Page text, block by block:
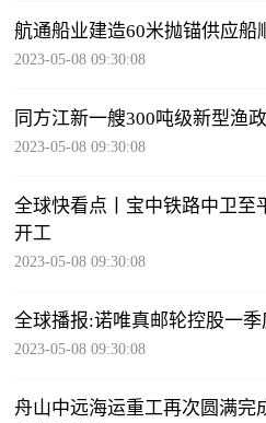
航通船业建造60米抛锚供应船
2023-05-08 09:30:08
同方江新一艘300吨级新型渔
2023-05-08 09:30:08
全球快看点丨宝中铁路中卫至
开工
2023-05-08 09:30:08
全球播报:诺唯真邮轮控股一
2023-05-08 09:30:08
舟山中远海运重工再次圆满完